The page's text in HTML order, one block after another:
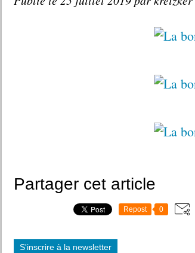
Partager cet article
Repost 0
S'inscrire à la newsletter